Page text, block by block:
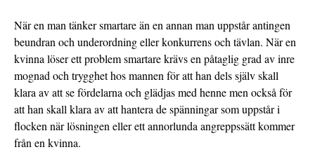
När en man tänker smartare än en annan man uppstår antingen
beundran och underordning eller konkurrens och tävlan. När en
kvinna löser ett problem smartare krävs en påtaglig grad av inre
mognad och trygghet hos mannen för att han dels själv skall
klara av att se fördelarna och glädjas med henne men också för
att han skall klara av att hantera de spänningar som uppstår i
flocken när lösningen eller ett annorlunda angreppssätt kommer
från en kvinna.